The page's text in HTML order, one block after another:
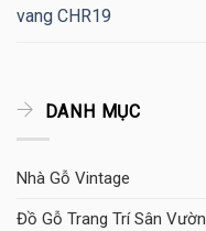
vang CHR19
DANH MỤC
Nhà Gỗ Vintage
Đồ Gỗ Trang Trí Sân Vườn